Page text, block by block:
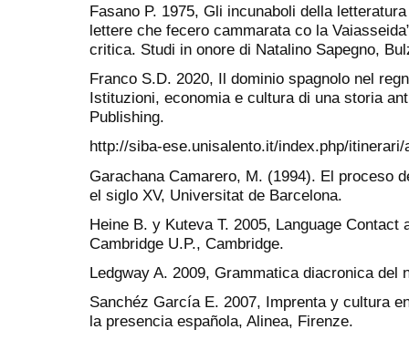
Fasano P. 1975, Gli incunaboli della
lettere che fecero cammarata co la
critica. Studi in onore di Natalino Sapegno,
Franco S.D. 2020, Il dominio spagnolo nel
Istituzioni, economia e cultura di una storia
Publishing.
http://siba-ese.unisalento.it/index.php/
Garachana Camarero, M. (1994). El proceso
el siglo XV, Universitat de Barcelona.
Heine B. y Kuteva T. 2005, Language Contact
Cambridge U.P., Cambridge.
Ledgway A. 2009, Grammatica diacronica del
Sanchéz García E. 2007, Imprenta y cultura
la presencia española, Alinea, Firenze.